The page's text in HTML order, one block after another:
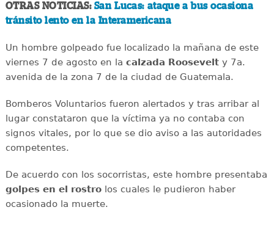
OTRAS NOTICIAS: San Lucas: ataque a bus ocasiona
tránsito lento en la Interamericana
Un hombre golpeado fue localizado la mañana de este
viernes 7 de agosto en la calzada Roosevelty 7a.
avenida de la zona 7 de la ciudad de Guatemala.
Bomberos Voluntarios fueron alertados y tras arribar al
lugar constataron que la víctima ya no contaba con
signos vitales, por lo que se dio aviso a las autoridades
competentes.
De acuerdo con los socorristas, este hombre presentaba
golpes en el rostrolos cuales le pudieron haber
ocasionado la muerte.